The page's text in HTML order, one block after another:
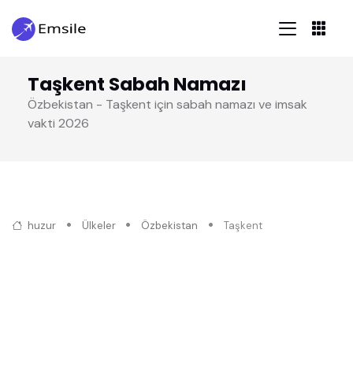
Taşkent Sabah Namazı
Özbekistan - Taşkent için sabah namazı ve imsak
vakti 2026
huzur Ülkeler Özbekistan Taşkent